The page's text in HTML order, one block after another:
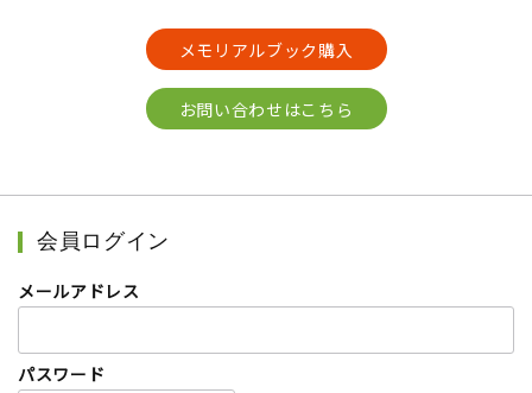
メモリアルブック購入
お問い合わせはこちら
会員ログイン
メールアドレス
パスワード